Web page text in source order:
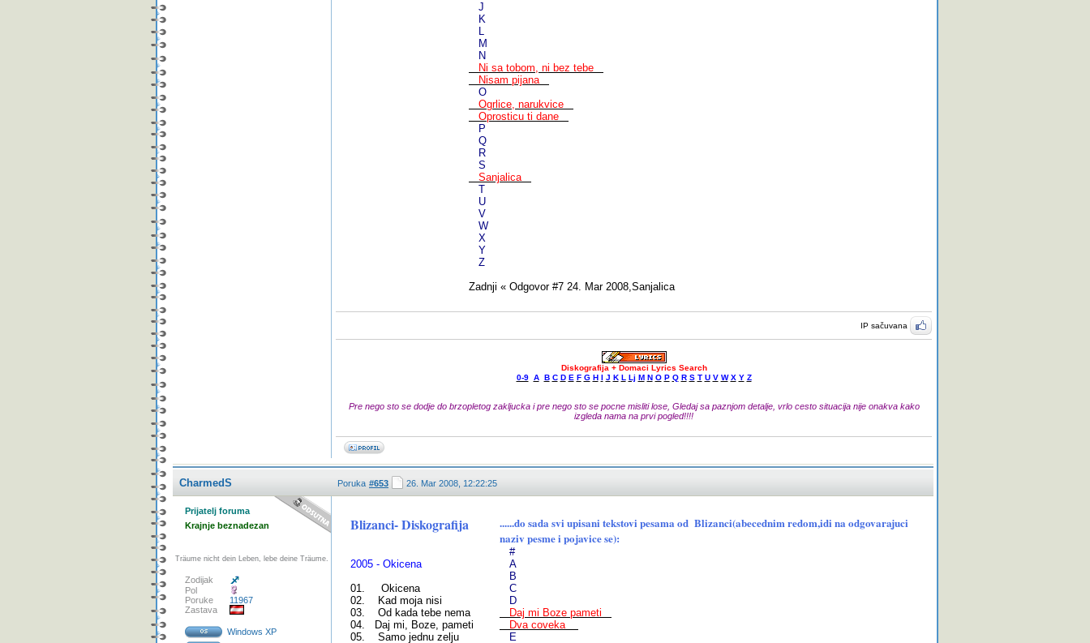
J
K
L
M
N
Ni sa tobom, ni bez tebe
Nisam pijana
O
Ogrlice, narukvice
Oprosticu ti dane
P
Q
R
S
Sanjalica
T
U
V
W
X
Y
Z
Zadnji « Odgovor #7 24. Mar 2008,Sanjalica
IP sačuvana
Diskografija + Domaci Lyrics Search
0-9 A B C D E F G H I J K L Lj M N O P Q R S T U V W X Y Z
Pre nego sto se dodje do brzopletog zakljucka i pre nego sto se pocne misliti lose, Gledaj sa paznjom detalje, vrlo cesto situacija nije onakva kako
izgleda nama na prvi pogled!!!!
CharmedS Poruka #653 26. Mar 2008, 12:22:25
Prijatelj foruma
Krajnje beznadezan
Träume nicht dein Leben, lebe deine Träume.
Zodijak
Pol
Poruke
11967
Zastava
Windows XP
Blizanci- Diskografija
2005 - Okicena
01. Okicena
02. Kad moja nisi
03. Od kada tebe nema
04. Daj mi, Boze, pameti
05. Samo jednu zelju
......do sada svi upisani tekstovi pesama od Blizanci(abecednim redom,idi na odgovarajuci
naziv pesme i pojavice se):
#
A
B
C
D
Daj mi Boze pameti
Dva coveka
E